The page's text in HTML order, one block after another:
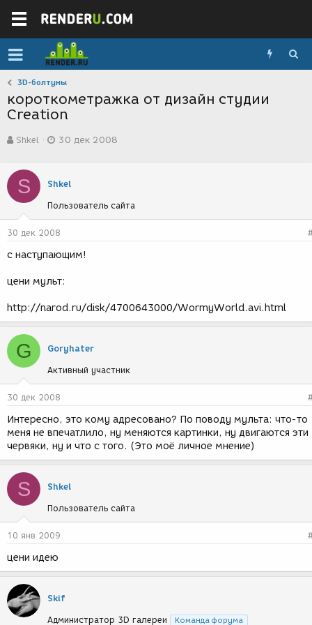
3D-болтуны
короткометражка от дизайн студии
Creation
в
о
р
т
е
м
ы
Shkel
а
с
з
д
а
и
30 дек 2008
S Shkel
Пользователь сайта
30 дек 2008
с наступающим!
цени мульт:
http://narod.ru/disk/4700643000/WormyWorld.avi.html
G Goryhater
Активный участник
30 дек 2008
Интересно, это кому адресовано? По поводу мульта: что-то
меня не впечатлило, ну меняются картинки, ну двигаются эти
червяки, ну и что с того. (Это моё личное мнение)
S Shkel
Пользователь сайта
10 янв 2009
цени идею
Skif
Администратор 3D галереи Команда форума